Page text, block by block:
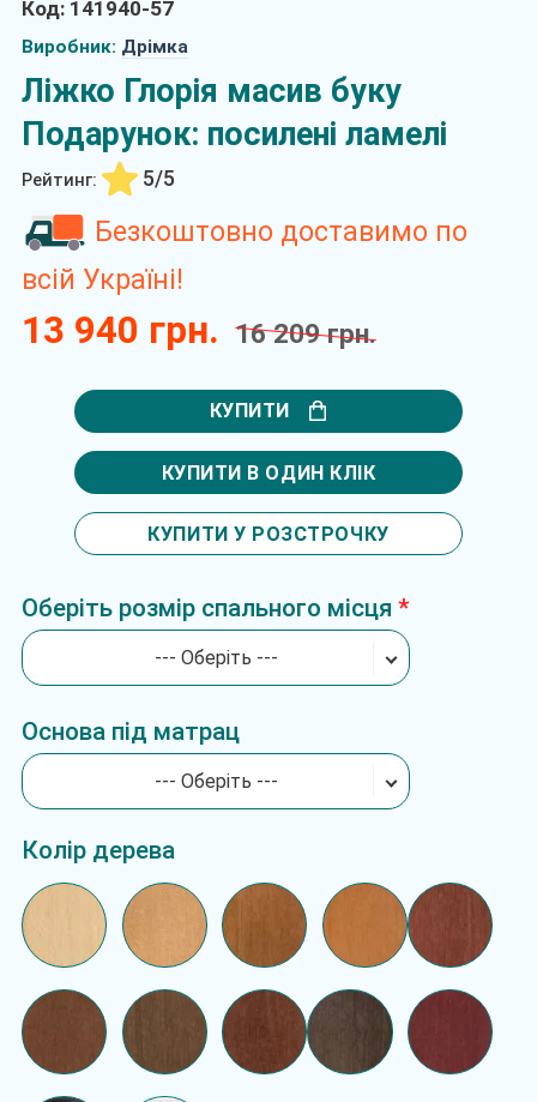
Код: 141940-57
Виробник: Дрімка
Ліжко Глорія масив буку
Подарунок: посилені ламелі
Рейтинг: 5/5
Безкоштовно доставимо по
всій Україні!
13 940 грн. 16 209 грн.
КУПИТИ
КУПИТИ В ОДИН КЛІК
КУПИТИ У РОЗСТРОЧКУ
Оберіть розмір спального місця
--- Оберіть ---
Основа під матрац
--- Оберіть ---
Колір дерева